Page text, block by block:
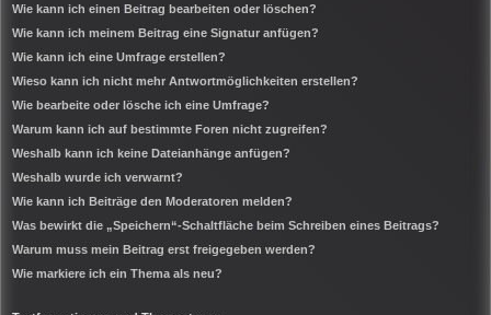
Wie kann ich einen Beitrag bearbeiten oder löschen?
Wie kann ich meinem Beitrag eine Signatur anfügen?
Wie kann ich eine Umfrage erstellen?
Wieso kann ich nicht mehr Antwortmöglichkeiten erstellen?
Wie bearbeite oder lösche ich eine Umfrage?
Warum kann ich auf bestimmte Foren nicht zugreifen?
Weshalb kann ich keine Dateianhänge anfügen?
Weshalb wurde ich verwarnt?
Wie kann ich Beiträge den Moderatoren melden?
Was bewirkt die „Speichern“-Schaltfläche beim Schreiben eines Beitrags?
Warum muss mein Beitrag erst freigegeben werden?
Wie markiere ich ein Thema als neu?